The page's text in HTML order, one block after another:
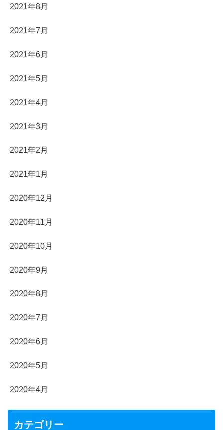
2021年8月
2021年7月
2021年6月
2021年5月
2021年4月
2021年3月
2021年2月
2021年1月
2020年12月
2020年11月
2020年10月
2020年9月
2020年8月
2020年7月
2020年6月
2020年5月
2020年4月
カテゴリー